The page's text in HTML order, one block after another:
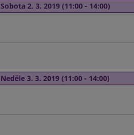
Sobota 2. 3. 2019 (11:00 - 14:00)
Neděle 3. 3. 2019 (11:00 - 14:00)